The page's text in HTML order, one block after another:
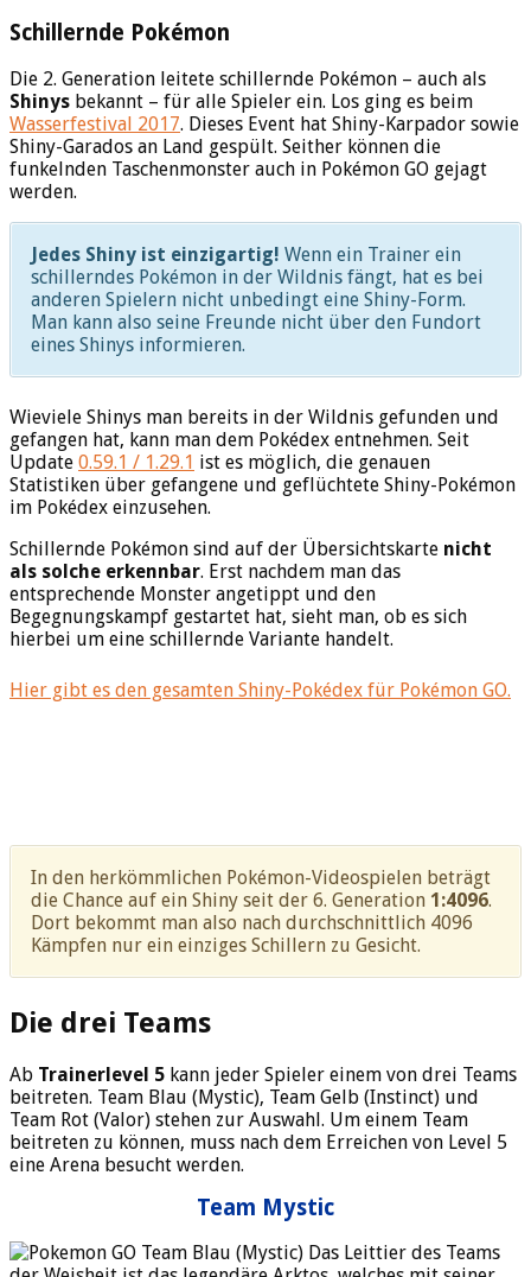
Schillernde Pokémon
Die 2. Generation leitete schillernde Pokémon – auch als
Shinys bekannt – für alle Spieler ein. Los ging es beim
Wasserfestival 2017. Dieses Event hat Shiny-Karpador sowie
Shiny-Garados an Land gespült. Seither können die
funkelnden Taschenmonster auch in Pokémon GO gejagt
werden.
Jedes Shiny ist einzigartig! Wenn ein Trainer ein
schillerndes Pokémon in der Wildnis fängt, hat es bei
anderen Spielern nicht unbedingt eine Shiny-Form.
Man kann also seine Freunde nicht über den Fundort
eines Shinys informieren.
Wieviele Shinys man bereits in der Wildnis gefunden und
gefangen hat, kann man dem Pokédex entnehmen. Seit
Update 0.59.1 / 1.29.1 ist es möglich, die genauen
Statistiken über gefangene und geflüchtete Shiny-Pokémon
im Pokédex einzusehen.
Schillernde Pokémon sind auf der Übersichtskarte nicht
als solche erkennbar. Erst nachdem man das
entsprechende Monster angetippt und den
Begegnungskampf gestartet hat, sieht man, ob es sich
hierbei um eine schillernde Variante handelt.
Hier gibt es den gesamten Shiny-Pokédex für Pokémon GO.
In den herkömmlichen Pokémon-Videospielen beträgt
die Chance auf ein Shiny seit der 6. Generation 1:4096.
Dort bekommt man also nach durchschnittlich 4096
Kämpfen nur ein einziges Schillern zu Gesicht.
Die drei Teams
Ab Trainerlevel 5 kann jeder Spieler einem von drei Teams
beitreten. Team Blau (Mystic), Team Gelb (Instinct) und
Team Rot (Valor) stehen zur Auswahl. Um einem Team
beitreten zu können, muss nach dem Erreichen von Level 5
eine Arena besucht werden.
Team Mystic
Das Leittier des Teams